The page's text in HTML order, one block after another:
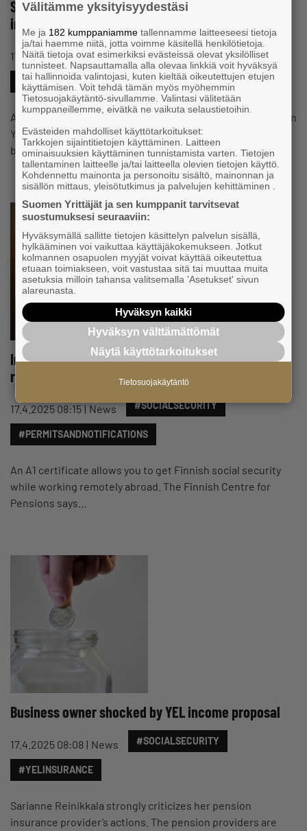
SY calls for continuation of caps on YEL income
increases
17.4.2025 08:19 Press release #SOCIALSECURITY
#YELINSURANCE
Ahead of the Government’s mid-term policy review, Suomen
Yrittäjät, the Finnish SME association, proposes that a cap
be set for…
Important document for business owners working
remotely abroad
17.4.2025 08:15 News #SOCIALSECURITY
#PERMITSANDNOTIFICATIONS
An A1 certificate allows you to get Finnish social security
while working remotely abroad. The Finnish Centre for
Pensions says…
Business owner shocked by YEL income proposal
17.4.2025 08:08 News #SOCIALSECURITY
#YELINSURANCE
Sarianne Reinikkala strongly criticizes her pension
insurance provider’s actions. The pension providers are
Välitämme yksityisyydestäsi
Me ja 182 kumppaniamme tallennamme laitteeseesi tietoja
ja/tai haemme niitä, jotta voimme käsitellä henkilötietoja.
Näitä tietoja ovat esimerkiksi evästeissä olevat yksilölliset
tunnisteet. Napsauttamalla alla olevaa linkkiä voit hyväksyä
tai hallinnoida valintojasi, kuten kieltää oikeutettujen etujen
käyttämisen. Voit tehdä tämän myös myöhemmin
Tietosuojakäytäntö-sivullamme. Valintasi välitetään
kumppaneillemme, eivätkä ne vaikuta selaustietoihin.
Evästeiden mahdolliset käyttötarkoitukset:
Tarkkojen sijaintitietojen käyttäminen. Laitteen
ominaisuuksien käyttäminen tunnistamista varten. Tietojen
tallentaminen laitteelle ja/tai laitteella olevien tietojen käyttö.
Kohdennettu mainonta ja personoitu sisältö, mainonnan ja
sisällön mittaus, yleisötutkimus ja palvelujen kehittäminen .
Suomen Yrittäjät ja sen kumppanit tarvitsevat
suostumuksesi seuraaviin:
Hyväksymällä sallitte tietojen käsittelyn palvelun sisällä,
hylkääminen voi vaikuttaa käyttäjäkokemukseen. Jotkut
kolmannen osapuolen myyjät voivat käyttää oikeutettua
etuaan toimiakseen, voit vastustaa sitä tai muuttaa muita
asetuksia milloin tahansa valitsemalla 'Asetukset' sivun
alareunasta.
Hyväksyn kaikki
Hyväksyn välttämättömät
Näytä käyttötarkoitukset
Tietosuojakäytäntö